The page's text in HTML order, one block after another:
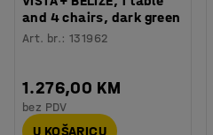
and 4 chairs, dark green
Art. br.:131962
1.276,00 KM
bez PDV
U KOŠARICU